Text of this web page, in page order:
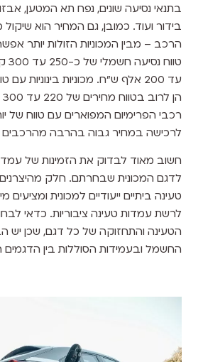
בתנאי נסיעה שונים, נפח תא המטען,
בידור ועוד. כמובן, גם המחיר הוא שיקול
הרכב – מבין המכוניות הזולות יותר
הן
לרכישה במחיר גבוה בהרבה מהרכבים
חשוב מאוד לבדוק את הזמינות של
לדגם המכונית שבחרתם. חלק מהיצרנים
טעינה ביתיים ייעודיים למכונית ומציעים
לרשת עמדות טעינה ציבוריות. כדאי לבחון
הטעינה והתחזוקה של כל דגם, שכן יש
החשמל ובעמידות הסוללות בין הדגמים